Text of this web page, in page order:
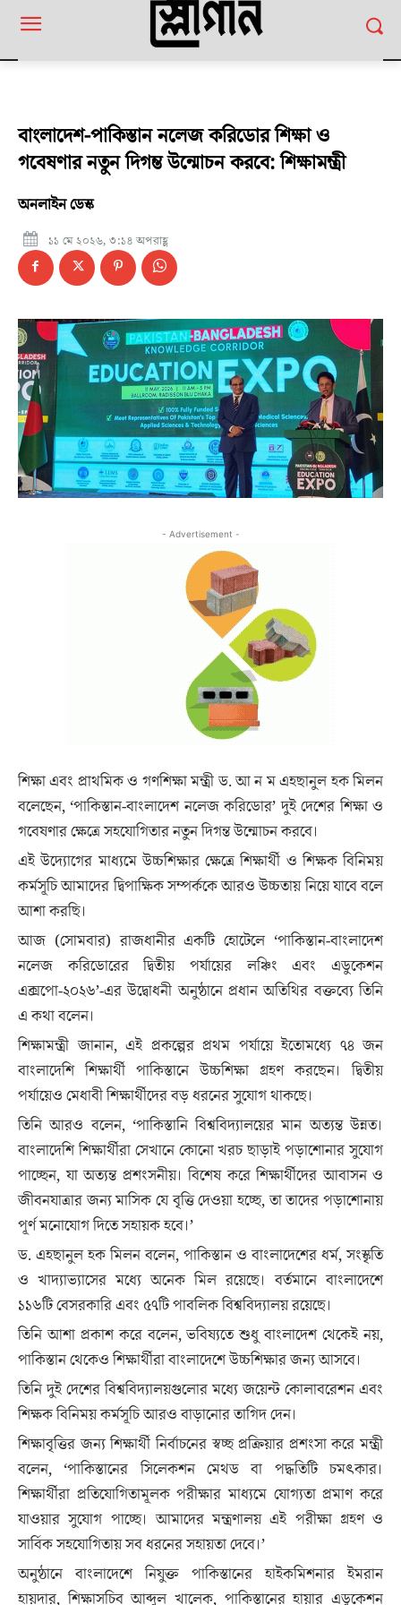
বাংলাদেশ-পাকিস্তান নলেজ করিডোর শিক্ষা ও
গবেষণার নতুন দিগন্ত উন্মোচন করবে: শিক্ষামন্ত্রী
অনলাইন ডেস্ক
১১ মে ২০২৬, ৩:১৪ অপরাহ্ণ
- Advertisement -
শিক্ষা এবং প্রাথমিক ও গণশিক্ষা মন্ত্রী ড. আ ন ম এহছানুল হক মিলন
বলেছেন, ‘পাকিস্তান-বাংলাদেশ নলেজ করিডোর’ দুই দেশের শিক্ষা ও
গবেষণার ক্ষেত্রে সহযোগিতার নতুন দিগন্ত উন্মোচন করবে।
এই উদ্যোগের মাধ্যমে উচ্চশিক্ষার ক্ষেত্রে শিক্ষার্থী ও শিক্ষক বিনিময়
কর্মসূচি আমাদের দ্বিপাক্ষিক সম্পর্ককে আরও উচ্চতায় নিয়ে যাবে বলে
আশা করছি।
আজ (সোমবার) রাজধানীর একটি হোটেলে ‘পাকিস্তান-বাংলাদেশ
নলেজ করিডোরের দ্বিতীয় পর্যায়ের লঞ্চিং এবং এডুকেশন
এক্সপো-২০২৬’-এর উদ্বোধনী অনুষ্ঠানে প্রধান অতিথির বক্তব্যে তিনি
এ কথা বলেন।
শিক্ষামন্ত্রী জানান, এই প্রকল্পের প্রথম পর্যায়ে ইতোমধ্যে ৭৪ জন
বাংলাদেশি শিক্ষার্থী পাকিস্তানে উচ্চশিক্ষা গ্রহণ করছেন। দ্বিতীয়
পর্যায়েও মেধাবী শিক্ষার্থীদের বড় ধরনের সুযোগ থাকছে।
তিনি আরও বলেন, ‘পাকিস্তানি বিশ্ববিদ্যালয়ের মান অত্যন্ত উন্নত।
বাংলাদেশি শিক্ষার্থীরা সেখানে কোনো খরচ ছাড়াই পড়াশোনার সুযোগ
পাচ্ছেন, যা অত্যন্ত প্রশংসনীয়। বিশেষ করে শিক্ষার্থীদের আবাসন ও
জীবনযাত্রার জন্য মাসিক যে বৃত্তি দেওয়া হচ্ছে, তা তাদের পড়াশোনায়
পূর্ণ মনোযোগ দিতে সহায়ক হবে।’
ড. এহছানুল হক মিলন বলেন, পাকিস্তান ও বাংলাদেশের ধর্ম, সংস্কৃতি
ও খাদ্যাভ্যাসের মধ্যে অনেক মিল রয়েছে। বর্তমানে বাংলাদেশে
১১৬টি বেসরকারি এবং ৫৭টি পাবলিক বিশ্ববিদ্যালয় রয়েছে।
তিনি আশা প্রকাশ করে বলেন, ভবিষ্যতে শুধু বাংলাদেশ থেকেই নয়,
পাকিস্তান থেকেও শিক্ষার্থীরা বাংলাদেশে উচ্চশিক্ষার জন্য আসবে।
তিনি দুই দেশের বিশ্ববিদ্যালয়গুলোর মধ্যে জয়েন্ট কোলাবরেশন এবং
শিক্ষক বিনিময় কর্মসূচি আরও বাড়ানোর তাগিদ দেন।
শিক্ষাবৃত্তির জন্য শিক্ষার্থী নির্বাচনের স্বচ্ছ প্রক্রিয়ার প্রশংসা করে মন্ত্রী
বলেন, ‘পাকিস্তানের সিলেকশন মেথড বা পদ্ধতিটি চমৎকার।
শিক্ষার্থীরা প্রতিযোগিতামূলক পরীক্ষার মাধ্যমে যোগ্যতা প্রমাণ করে
যাওয়ার সুযোগ পাচ্ছে। আমাদের মন্ত্রণালয় এই পরীক্ষা গ্রহণ ও
সার্বিক সহযোগিতায় সব ধরনের সহায়তা দেবে।’
অনুষ্ঠানে বাংলাদেশে নিযুক্ত পাকিস্তানের হাইকমিশনার ইমরান
হায়দার, শিক্ষাসচিব আব্দুল খালেক, পাকিস্তানের হায়ার এডুকেশন